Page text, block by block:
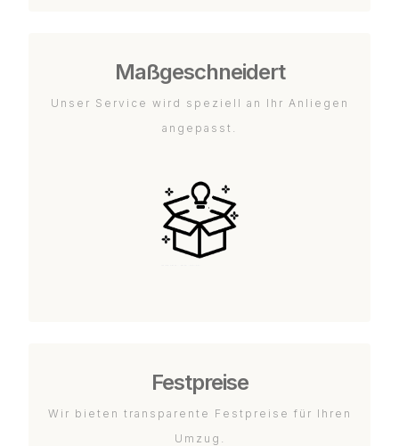
Maßgeschneidert
Unser Service wird speziell an Ihr Anliegen
angepasst.
Festpreise
Wir bieten transparente Festpreise für Ihren
Umzug.